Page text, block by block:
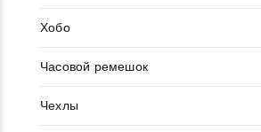
Хобо
Часовой ремешок
Чехлы